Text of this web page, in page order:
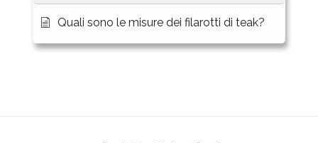
Quali sono le misure dei filarotti di teak?